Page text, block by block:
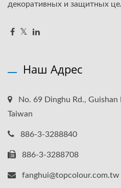
декоративных и защитных
Наш Адрес
No. 69 Dinghu Rd.,
Taiwan
886-3-3288840
886-3-3288708
fanghui@topcolour.com.tw